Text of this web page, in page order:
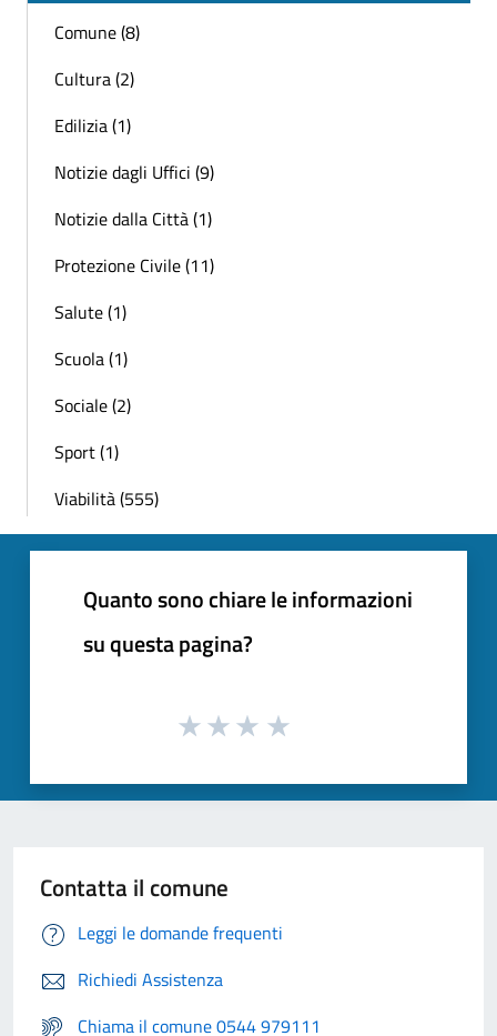
Comune (8)
Cultura (2)
Edilizia (1)
Notizie dagli Uffici (9)
Notizie dalla Città (1)
Protezione Civile (11)
Salute (1)
Scuola (1)
Sociale (2)
Sport (1)
Viabilità (555)
Quanto sono chiare le informazioni
su questa pagina?
Contatta il comune
Leggi le domande frequenti
Richiedi Assistenza
Chiama il comune 0544 979111